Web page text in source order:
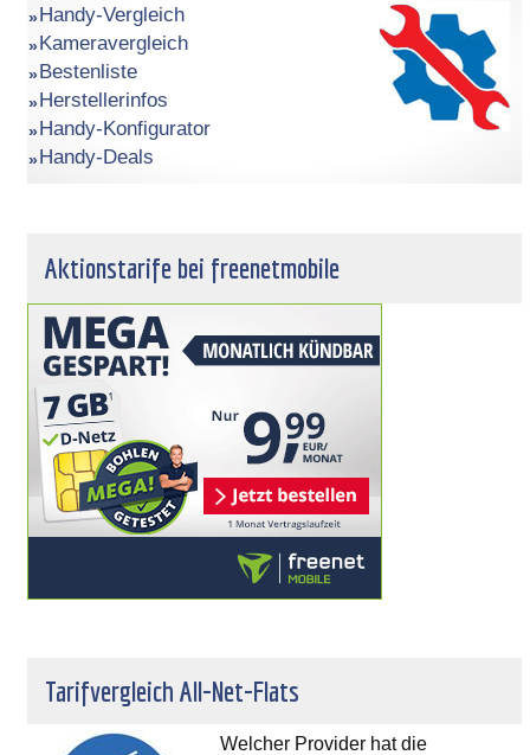
Handy-Vergleich
Kameravergleich
Bestenliste
Herstellerinfos
Handy-Konfigurator
Handy-Deals
Aktionstarife bei freenetmobile
Tarifvergleich All-Net-Flats
Welcher Provider hat die